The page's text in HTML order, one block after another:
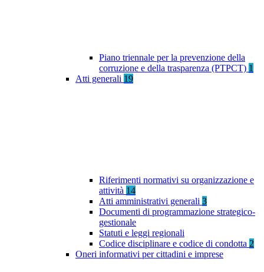
Piano triennale per la prevenzione della
corruzione e della trasparenza (PTPCT) 1
Atti generali 19
Riferimenti normativi su organizzazione e
attività 14
Atti amministrativi generali 3
Documenti di programmazione strategico-
gestionale
Statuti e leggi regionali
Codice disciplinare e codice di condotta 2
Oneri informativi per cittadini e imprese